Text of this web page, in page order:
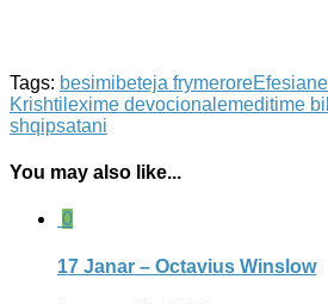
Tags: besimibeteja frymerore
Krishti lexime devocionalemeditime
shqipsatani
You may also like...
0
17 Janar – Octavius Winslow